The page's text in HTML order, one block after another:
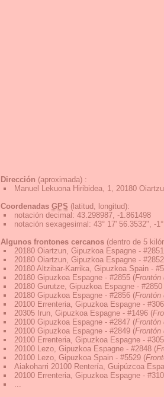
Dirección (aproximada) :
Manuel Lekuona Hiribidea, 1, 20180
Coordenadas GPS (latitud, longitud):
notación decimal : 43.298987, -1.861498
notación sexagesimal : 43° 17' 56.3532", -
Algunos frontones cercanos (dentro de 5
20180 Oiartzun, Gipuzkoa Espagne - #2851
20180 Oiartzun, Gipuzkoa Espagne - #2852
20180 Altzibar-Karrika, Gipuzkoa Spain -
20180 Gipuzkoa Espagne - #2855 (Frontón
20180 Gurutze, Gipuzkoa Espagne - #2850
20180 Gipuzkoa Espagne - #2856 (Frontón
20100 Errenteria, Gipuzkoa Espagne -
20305 Irun, Gipuzkoa Espagne - #1496 (
20100 Gipuzkoa Espagne - #2847 (Frontón
20100 Gipuzkoa Espagne - #2849 (Frontón
20100 Errenteria, Gipuzkoa Espagne -
20100 Lezo, Gipuzkoa Espagne - #2848 (
20100 Lezo, Gipuzkoa Spain - #5529 (
Aiakoharri 20100 Rentería, Guipúzcoa
20100 Errenteria, Gipuzkoa Espagne -
...